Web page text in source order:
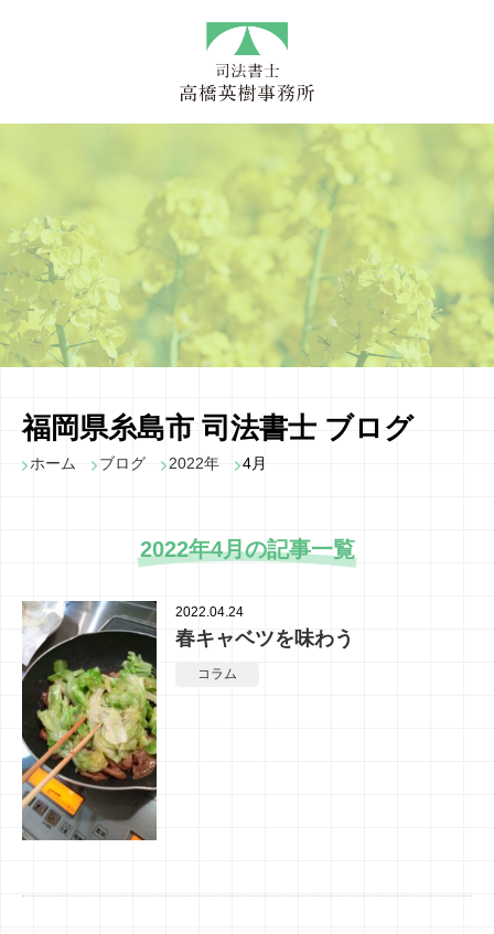
福岡県糸島市 司法書士 ブログ
ホーム ブログ 2022年 4月
2022年4月の記事一覧
2022.04.24
春キャベツを味わう
コラム